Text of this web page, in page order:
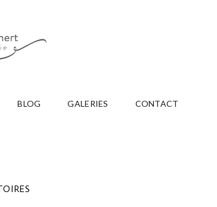
BLOG GALERIES CONTACT